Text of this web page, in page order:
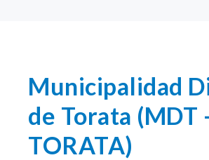
Municipalidad
de Torata (MDT
TORATA)